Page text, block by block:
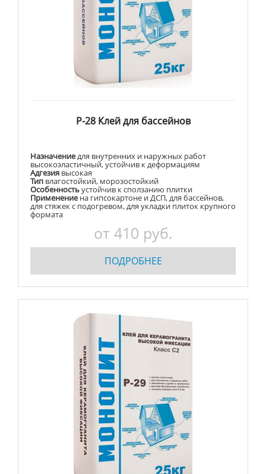
Р-28 Клей для бассейнов
Назначениедля внутренних и наружных работ
высокоэластичный, устойчив к деформациям
Адгезия высокая
Тип влагостойкий, морозостойкий
Особенностьустойчив к сползанию плитки
Применениена гипсокартоне и ДСП, для бассейнов,
для стяжек с подогревом, для укладки плиток крупного
формата
от 410 руб.
ПОДРОБНЕЕ